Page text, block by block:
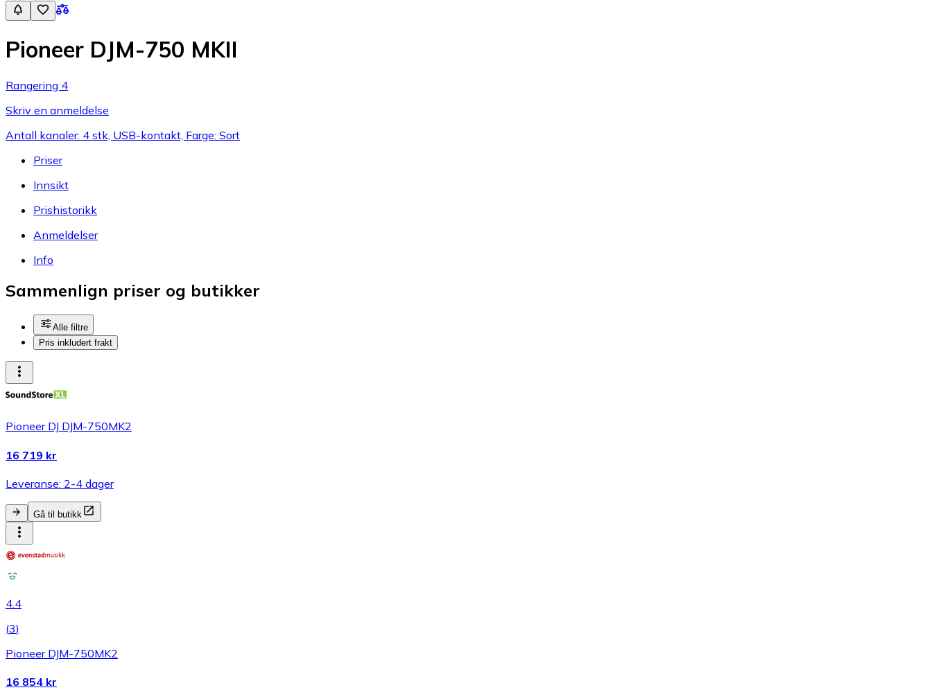
Pioneer DJM-750 MKII
Rangering 4
Skriv en anmeldelse
Antall kanaler: 4 stk, USB-kontakt, Farge: Sort
Priser
Innsikt
Prishistorikk
Anmeldelser
Info
Sammenlign priser og butikker
Alle filtre
Pris inkludert frakt
Pioneer DJ DJM-750MK2
16 719 kr
Leveranse: 2-4 dager
Gå til butikk
4.4
(3)
Pioneer DJM-750MK2
16 854 kr